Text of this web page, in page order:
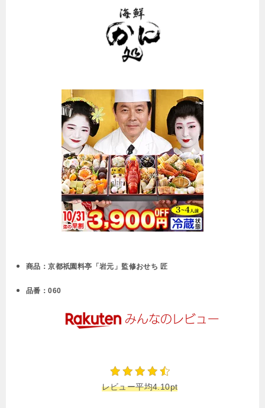
商品：京都祇園料亭「岩元」監修おせち 匠
品番：060
レビュー平均4.10pt